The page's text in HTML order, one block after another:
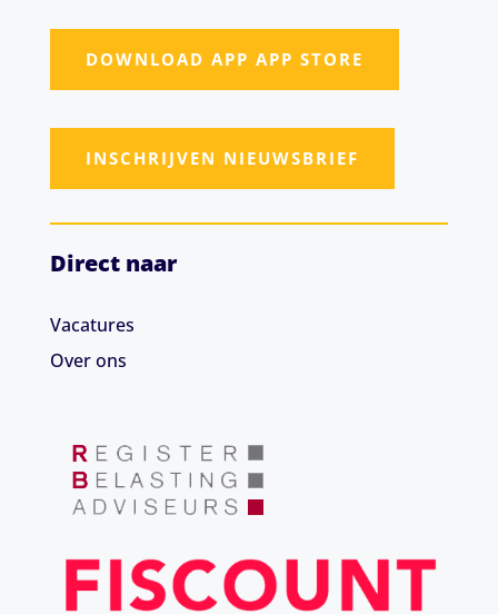
DOWNLOAD APP APP STORE
INSCHRIJVEN NIEUWSBRIEF
Direct naar
Vacatures
Over ons